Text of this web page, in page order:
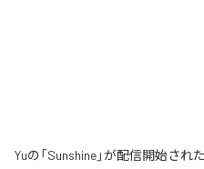
Yuの「Sunshine」が配信開始さ